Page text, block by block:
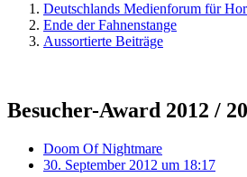
Deutschlands Medienforum für
Ende der Fahnenstange
Aussortierte Beiträge
Besucher-Award 2012 /
Doom Of Nightmare
30. September 2012 um 18:17